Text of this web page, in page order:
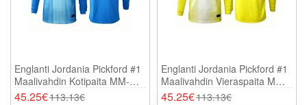
Englanti Jordania Pickford #1
Maalivahdin Kotipaita MM-
Kisat 2026 Pitkähihainen
45.25€113.13€
Englanti Jordania Pickford #1
Maalivahdin Vieraspaita MM-
Kisat 2026 Pitkähihainen
45.25€113.13€